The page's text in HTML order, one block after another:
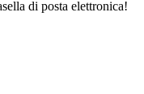
di posta elettronica!